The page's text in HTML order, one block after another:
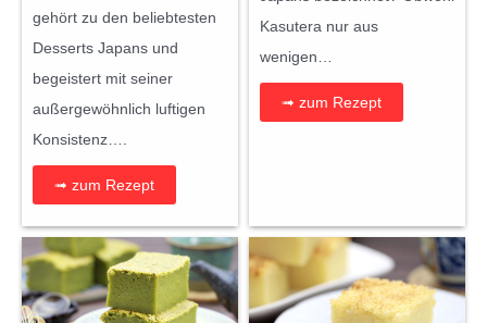
gehört zu den beliebtesten
Desserts Japans und
begeistert mit seiner
außergewöhnlich luftigen
Konsistenz….
➟ zum Rezept
Kasutera nur aus
wenigen…
➟ zum Rezept